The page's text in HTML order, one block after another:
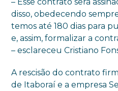
disso, obedecendo
temos até 180 dias para
e, assim, formalizar a
– esclareceu Cristiano
A rescisão do contrato
de Itaboraí e a empresa